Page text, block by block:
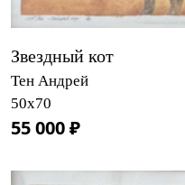
Звездный кот
Тен Андрей
50х70
55 000 ₽